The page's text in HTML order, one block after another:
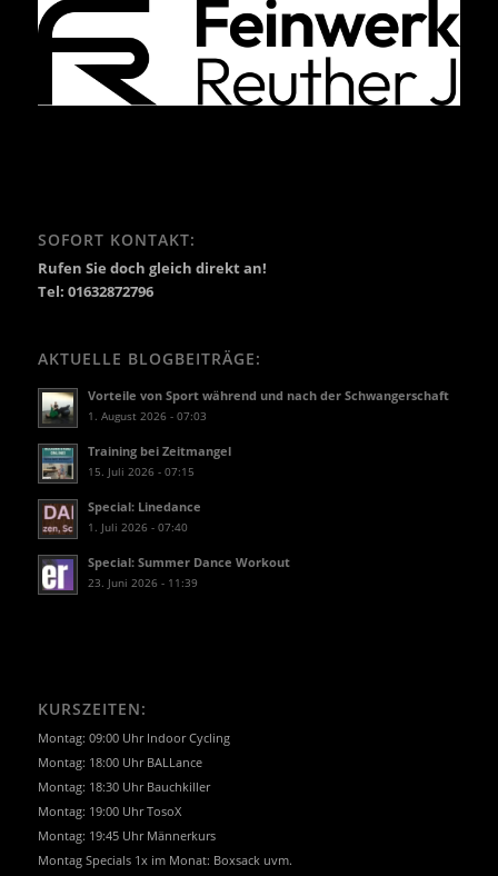
SOFORT KONTAKT:
Rufen Sie doch gleich direkt an!
Tel: 01632872796
AKTUELLE BLOGBEITRÄGE:
Vorteile von Sport während und nach der Schwangerschaft
1. August 2026 - 07:03
Training bei Zeitmangel
15. Juli 2026 - 07:15
Special: Linedance
1. Juli 2026 - 07:40
Special: Summer Dance Workout
23. Juni 2026 - 11:39
KURSZEITEN:
Montag: 09:00 Uhr Indoor Cycling
Montag: 18:00 Uhr BALLance
Montag: 18:30 Uhr Bauchkiller
Montag: 19:00 Uhr TosoX
Montag: 19:45 Uhr Männerkurs
Montag Specials 1x im Monat: Boxsack uvm.